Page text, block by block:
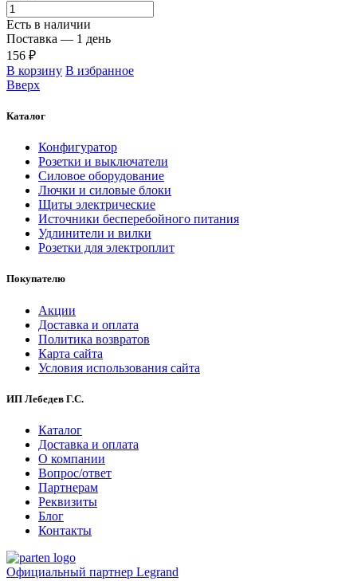
Есть в наличии
Поставка — 1 день
156 ₽
В корзину В избранное
Вверх
Каталог
Конфигуратор
Розетки и выключатели
Силовое оборудование
Лючки и силовые блоки
Щиты электрические
Источники бесперебойного питания
Удлинители и вилки
Розетки для электроплит
Покупателю
Акции
Доставка и оплата
Политика возвратов
Карта сайта
Условия использования сайта
ИП Лебедев Г.С.
Каталог
Доставка и оплата
О компании
Вопрос/ответ
Партнерам
Реквизиты
Блог
Контакты
Официальный партнер Legrand